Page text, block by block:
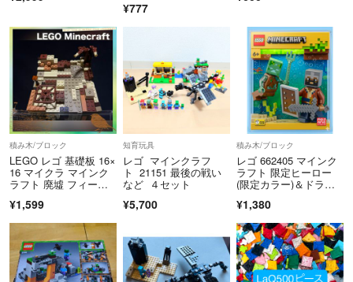
りますのでご了承ください
2022年10月からの日本郵便の普通郵便の土日休業に伴い金曜から日曜
にかけての購入の場合、到着が遅くなる可能性があります。よろしくお
願いいたします。
¥777
積み木/ブロック
LEGO レゴ 基礎板 16×
16 マイクラ マインク
ラフト 廃墟 フィール
¥1,599
知育玩具
レゴ マインクラフ
ト 21151 最後の戦い
など ４セット
¥5,700
積み木/ブロック
レゴ 662405 マインク
ラフト 限定ヒーロー
(限定カラー)＆ドラウ
¥1,380